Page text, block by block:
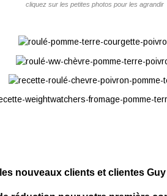
cliquez sur les petites photos pour les agrandir
nouveaux clients et clientes